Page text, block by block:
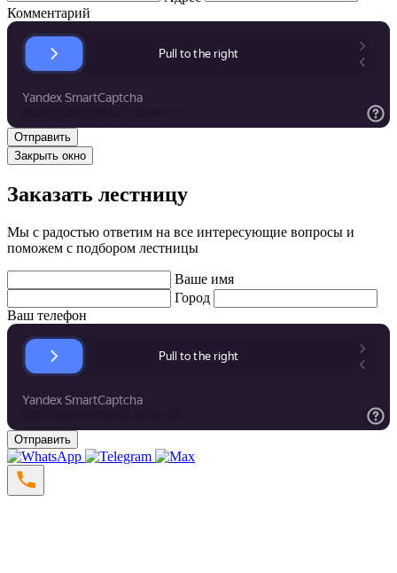
Комментарий
Закрыть окно
Заказать лестницу
Мы с радостью ответим на все интересующие вопросы и
поможем с подбором лестницы
Ваше имя
Город
Ваш телефон